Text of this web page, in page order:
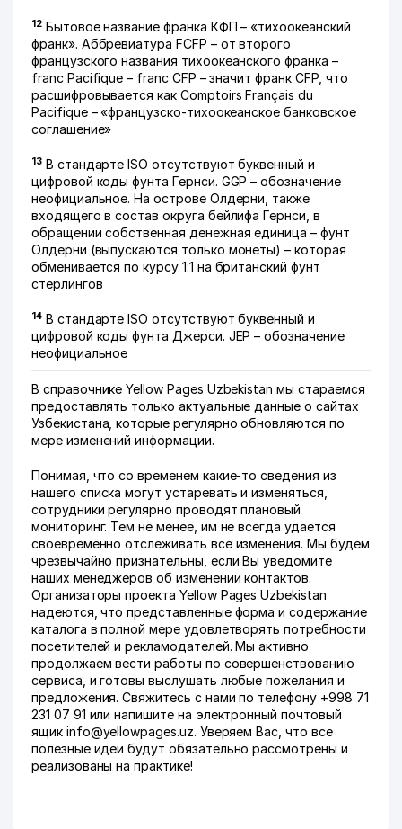
12Бытовое название франка КФП – «тихоокеанский
франк». Аббревиатура FCFP – от второго
французского названия тихоокеанского франка –
franc Pacifique – franc CFP – значит франк CFP, что
расшифровывается как Comptoirs Français du
Pacifique – «французско-тихоокеанское банковское
соглашение»
13В стандарте ISO отсутствуют буквенный и
цифровой коды фунта Гернси. GGP – обозначение
неофициальное. На острове Олдерни, также
входящего в состав округа бейлифа Гернси, в
обращении собственная денежная единица – фунт
Олдерни (выпускаются только монеты) – которая
обменивается по курсу 1:1 на британский фунт
стерлингов
14В стандарте ISO отсутствуют буквенный и
цифровой коды фунта Джерси. JEP – обозначение
неофициальное
В справочнике Yellow Pages Uzbekistan мы стараемся
предоставлять только актуальные данные о сайтах
Узбекистана, которые регулярно обновляются по
мере изменений информации.
Понимая, что со временем какие-то сведения из
нашего списка могут устаревать и изменяться,
сотрудники регулярно проводят плановый
мониторинг. Тем не менее, им не всегда удается
своевременно отслеживать все изменения. Мы будем
чрезвычайно признательны, если Вы уведомите
наших менеджеров об изменении контактов.
Организаторы проекта Yellow Pages Uzbekistan
надеются, что представленные форма и содержание
каталога в полной мере удовлетворять потребности
посетителей и рекламодателей. Мы активно
продолжаем вести работы по совершенствованию
сервиса, и готовы выслушать любые пожелания и
предложения. Свяжитесь с нами по телефону +998 71
231 07 91 или напишите на электронный почтовый
ящик info@yellowpages.uz. Уверяем Вас, что все
полезные идеи будут обязательно рассмотрены и
реализованы на практике!